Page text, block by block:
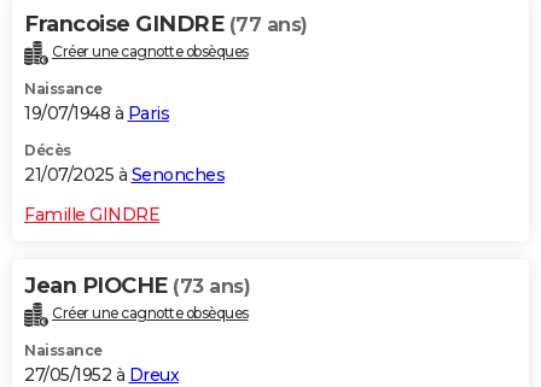
Francoise GINDRE (77 ans)
Créer une cagnotte obsèques
Naissance
19/07/1948 à Paris
Décès
21/07/2025 à Senonches
Famille GINDRE
Jean PIOCHE (73 ans)
Créer une cagnotte obsèques
Naissance
27/05/1952 à Dreux